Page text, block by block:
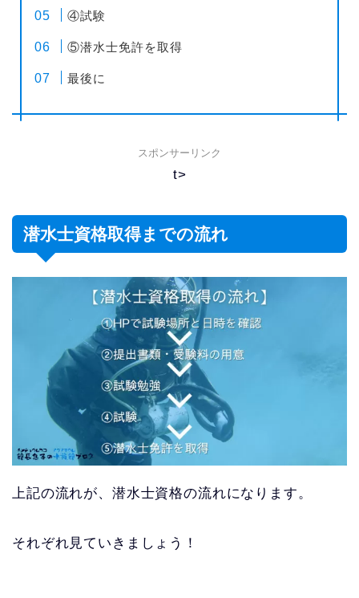
④試験
⑤潜水士免許を取得
最後に
スポンサーリンク
t>
潜水士資格取得までの流れ
上記の流れが、潜水士資格の流れになります。
それぞれ見ていきましょう！